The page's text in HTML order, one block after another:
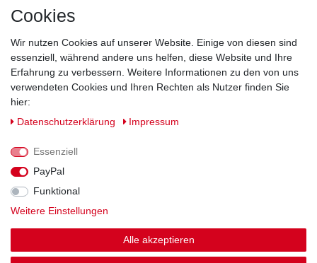
Impressum
Barrierefreiheitserklärung Widerrufs­recht
Cookies
Wir nutzen Cookies auf unserer Website. Einige von diesen sind
essenziell, während andere uns helfen, diese Website und Ihre
Erfahrung zu verbessern. Weitere Informationen zu den von uns
verwendeten Cookies und Ihren Rechten als Nutzer finden Sie
hier:
Daten­schutz­erklärung
Impressum
Essenziell
PayPal
Funktional
Weitere Einstellungen
Alle akzeptieren